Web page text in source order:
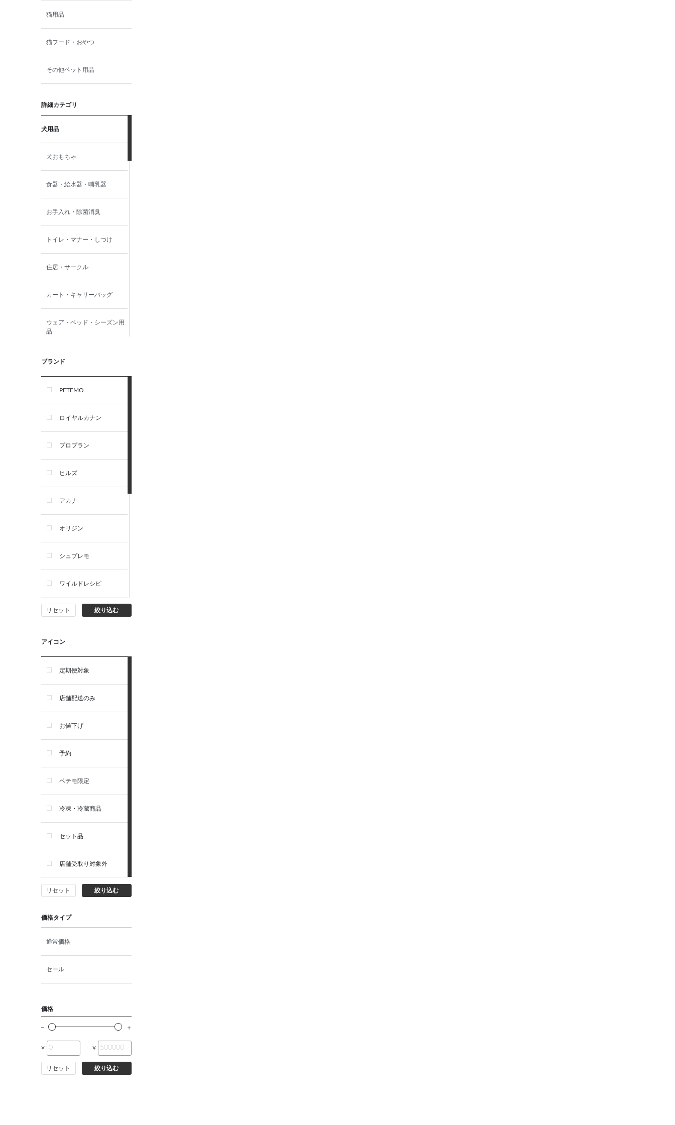
猫用品
猫フード・おやつ
その他ペット用品
詳細カテゴリ
犬用品
犬おもちゃ
食器・給水器・哺乳器
お手入れ・除菌消臭
トイレ・マナー・しつけ
住居・サークル
カート・キャリーバッグ
ウェア・ベッド・シーズン用
品
首輪・ハーネス(胴輪)・リー
イ・ウェット）
犬ドライフード
犬ウェットフード
犬おやつ
犬サプリ・ミルク・栄養補給
品
首輪・ハーネス(胴輪)・リー
猫ドライフード
猫ウェットフード
その他ペット用品
小動物・鳥フード
ブランド
PETEMO
ロイヤルカナン
プロプラン
ヒルズ
アカナ
オリジン
シュプレモ
ワイルドレシピ
ナチュラルチョイス
ウェルネス
アーテミス
セレクトバランス
リガロ
ソルビダ
フィジカライフ
リセット 絞り込む
アイコン
定期便対象
店舗配送のみ
お値下げ
予約
ペテモ限定
冷凍・冷蔵商品
セット品
店舗受取り対象外
リセット 絞り込む
価格タイプ
通常価格
セール
価格
¥ ¥
リセット 絞り込む